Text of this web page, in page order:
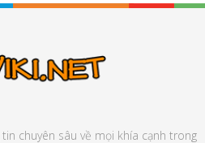
chuyên sâu về mọi khía cạnh trong